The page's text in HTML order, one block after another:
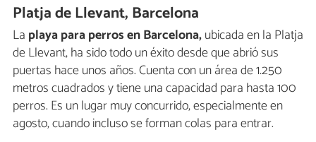
Platja de Llevant, Barcelona
La playa para perros en Barcelona,ubicada en la Platja
de Llevant, ha sido todo un éxito desde que abrió sus
puertas hace unos años. Cuenta con un área de 1.250
metros cuadrados y tiene una capacidad para hasta 100
perros. Es un lugar muy concurrido, especialmente en
agosto, cuando incluso se forman colas para entrar.